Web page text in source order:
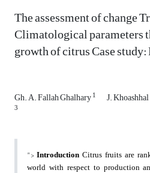
The assessment of change
Climatological parameters
growth of citrus Case
Gh. A. Fallah Ghalhary1 J. Khoashhal
3
">Introduction Citrus fruits are
world with respect to production